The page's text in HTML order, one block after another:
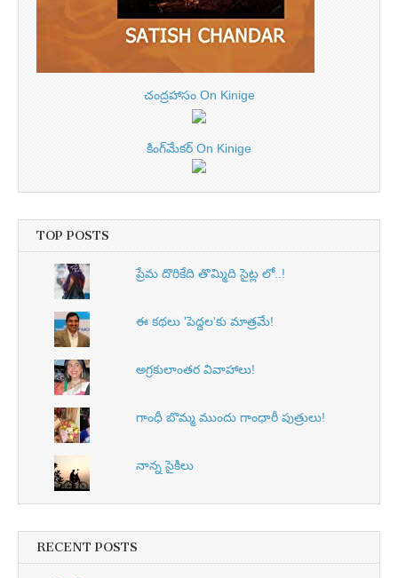
చంద్రహాసం On Kinige
కింగ్‌మేకర్ On Kinige
TOP POSTS
ప్రేమ దొరికేది తొమ్మిది సైట్ల లో..!
ఈ కథలు 'పెద్దల'కు మాత్రమే!
అగ్రకులాంతర వివాహాలు!
గాంధీ బొమ్మ ముందు గాంధారీ పుత్రులు!
నాన్న సైకిలు
RECENT POSTS